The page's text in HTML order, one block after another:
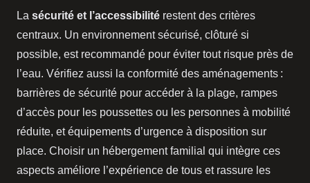
La sécurité et l’accessibilité restent des critères
centraux. Un environnement sécurisé, clôturé si
possible, est recommandé pour éviter tout risque près de
l’eau. Vérifiez aussi la conformité des aménagements :
barrières de sécurité pour accéder à la plage, rampes
d’accès pour les poussettes ou les personnes à mobilité
réduite, et équipements d’urgence à disposition sur
place. Choisir un hébergement familial qui intègre ces
aspects améliore l’expérience de tous et rassure les